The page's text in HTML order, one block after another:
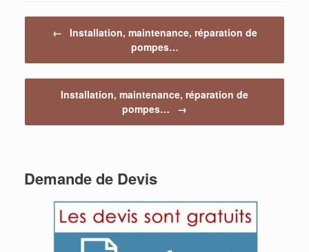
←
Installation, maintenance, réparation de
pompes…
Installation, maintenance, réparation de
pompes…
→
Demande de Devis